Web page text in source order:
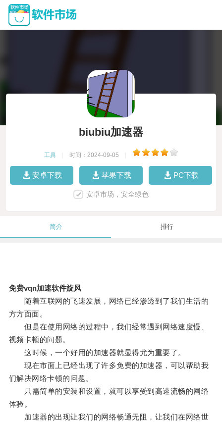
biubiu加速器
工具 时间：2024-09-05
安卓下载 苹果下载 PC下载
安卓市场，安全绿色
简介 排行
免费vqn加速软件旋风
随着互联网的飞速发展，网络已经渗透到了我们生活的
方方面面。
但是在使用网络的过程中，我们经常遇到网络速度慢、
视频卡顿的问题。
这时候，一个好用的加速器就显得尤为重要了。
现在市面上已经出现了许多免费的加速器，可以帮助我
们解决网络卡顿的问题。
只需简单的安装和设置，就可以享受到高速流畅的网络
体验。
加速器的出现让我们的网络畅通无阻，让我们在网络世